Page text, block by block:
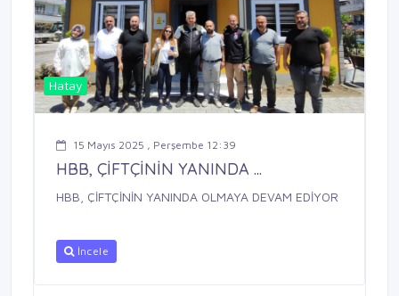
Hatay
15 Mayıs 2025 , Perşembe 12:39
HBB, ÇİFTÇİNİN YANINDA ...
HBB, ÇİFTÇİNİN YANINDA OLMAYA DEVAM EDİYOR
İncele